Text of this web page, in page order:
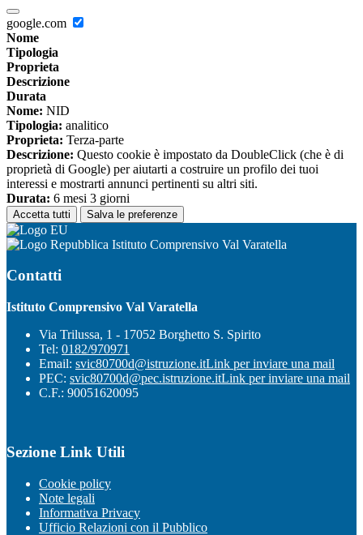
google.com
Nome
Tipologia
Proprieta
Descrizione
Durata
Nome: NID
Tipologia: analitico
Proprieta: Terza-parte
Descrizione: Questo cookie è impostato da DoubleClick (che è di
proprietà di Google) per aiutarti a costruire un profilo dei tuoi
interessi e mostrarti annunci pertinenti su altri siti.
Durata: 6 mesi 3 giorni
Accetta tutti Salva le preferenze
Istituto Comprensivo Val Varatella
Contatti
Istituto Comprensivo Val Varatella
Via Trilussa, 1 - 17052 Borghetto S. Spirito
Tel: 0182/970971
Email: svic80700d@istruzione.itLink per inviare una mail
PEC: svic80700d@pec.istruzione.itLink per inviare una mail
C.F.: 90051620095
Sezione Link Utili
Cookie policy
Note legali
Informativa Privacy
Ufficio Relazioni con il Pubblico